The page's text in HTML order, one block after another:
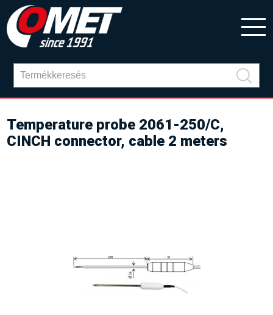
Temperature probe 2061-250/C,
CINCH connector, cable 2 meters